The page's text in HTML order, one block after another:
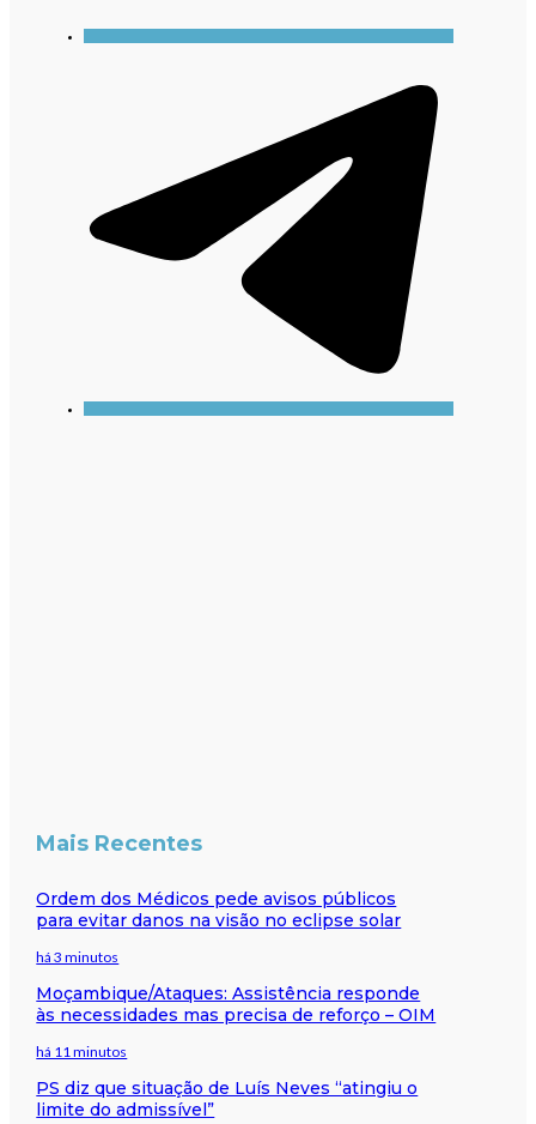
Mais Recentes
Ordem dos Médicos pede avisos públicos
para evitar danos na visão no eclipse solar
há 3 minutos
Moçambique/Ataques: Assistência responde
às necessidades mas precisa de reforço – OIM
há 11 minutos
PS diz que situação de Luís Neves “atingiu o
limite do admissível”